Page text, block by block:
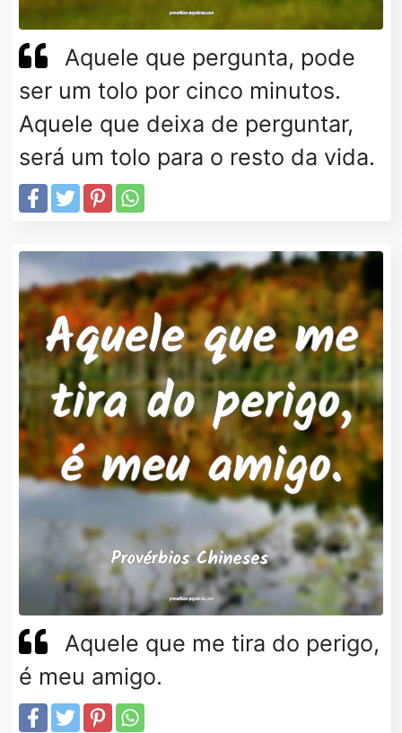
Aquele que pergunta, pode
ser um tolo por cinco minutos.
Aquele que deixa de perguntar,
será um tolo para o resto da vida.
Aquele que me tira do perigo,
é meu amigo.